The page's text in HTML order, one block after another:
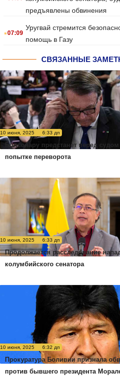
предъявлены обвинения
.07:09
Уругвай стремится
помощь в Газу
СВЯЗАННЫЕ
10 июня, 2025 6:33 дп
Болсонару предстанет перед
попытке переворота
10 июня, 2025 6:33 дп
Продолжается расследование
колумбийского сенатора
10 июня, 2025 6:32 дп
Прокуратура Боливии признала
против бывшего президента